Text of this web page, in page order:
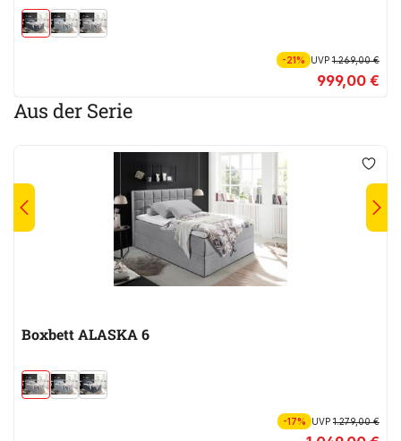
-21% UVP1.269,00 €
999,00 €
Aus der Serie
Boxbett ALASKA 6
-17% UVP1.279,00 €